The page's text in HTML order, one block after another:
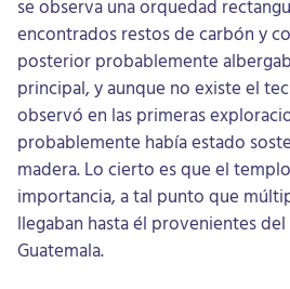
se observa una orquedad
encontrados restos de carbón y
posterior probablemente
principal, y aunque no existe el
observó en las primeras
probablemente había estado
madera. Lo cierto es que el
importancia, a tal punto que
llegaban hasta él provenientes
Guatemala.